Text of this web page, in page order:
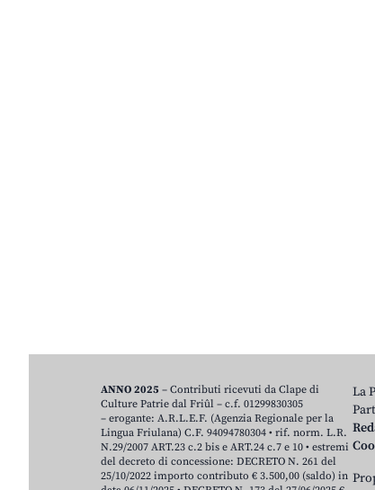
La
ANNO 2025 – Contributi ricevuti da Clape di
Culture Patrie dal Friûl – c.f. 01299830305
– erogante: A.R.L.E.F. (Agenzia Regionale per la
Lingua Friulana) C.F. 94094780304 • rif. norm. L.R.
N.29/2007 ART.23 c.2 bis e ART.24 c.7 e 10 • estremi
del decreto di concessione: DECRETO N. 261 del
25/10/2022 importo contributo € 3.500,00 (saldo) in